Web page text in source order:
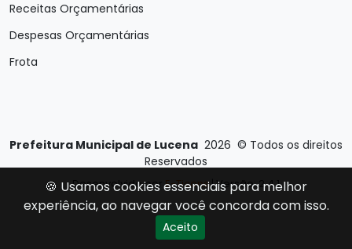
Receitas Orçamentárias
Despesas Orçamentárias
Frota
Prefeitura Municipal de Lucena 2026 © Todos os direitos
Reservados
Desenvolvido porE-Ticons| Versão: 2.4.1
🍪 Usamos cookies essenciais para melhor
experiência, ao navegar você concorda com isso.
Aceito